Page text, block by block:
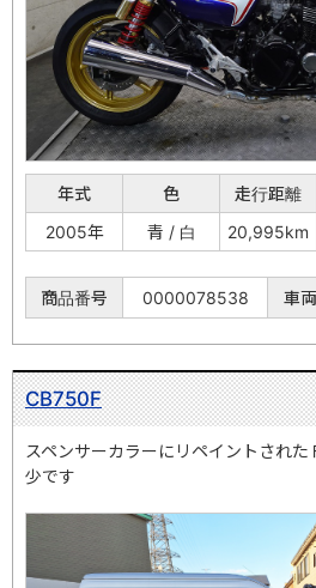
年式 色 走行距離
2005年
青 / 白 20,995km
商品番号 0000078538 車
CB750F
スペンサーカラーにリペイントされ
少です